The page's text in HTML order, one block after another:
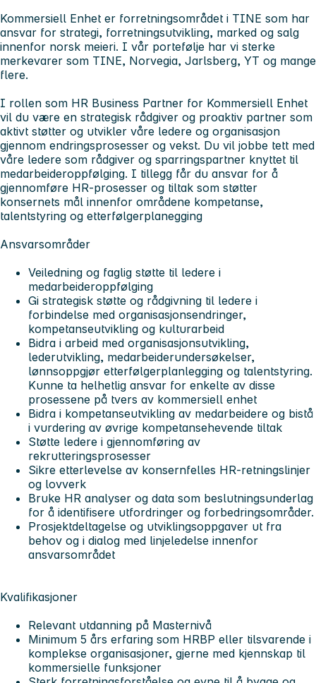
Kommersiell Enhet er forretningsområdet i TINE som har
ansvar for strategi, forretningsutvikling, marked og salg
innenfor norsk meieri. I vår portefølje har vi sterke
merkevarer som TINE, Norvegia, Jarlsberg, YT og mange
flere.
I rollen som HR Business Partner for Kommersiell Enhet
vil du være en strategisk rådgiver og proaktiv partner som
aktivt støtter og utvikler våre ledere og organisasjon
gjennom endringsprosesser og vekst. Du vil jobbe tett med
våre ledere som rådgiver og sparringspartner knyttet til
medarbeideroppfølging. I tillegg får du ansvar for å
gjennomføre HR-prosesser og tiltak som støtter
konsernets mål innenfor områdene kompetanse,
talentstyring og etterfølgerplanegging
Ansvarsområder
Veiledning og faglig støtte til ledere i
medarbeideroppfølging
Gi strategisk støtte og rådgivning til ledere i
forbindelse med organisasjonsendringer,
kompetanseutvikling og kulturarbeid
Bidra i arbeid med organisasjonsutvikling,
lederutvikling, medarbeiderundersøkelser,
lønnsoppgjør etterfølgerplanlegging og talentstyring.
Kunne ta helhetlig ansvar for enkelte av disse
prosessene på tvers av kommersiell enhet
Bidra i kompetanseutvikling av medarbeidere og bistå
i vurdering av øvrige kompetansehevende tiltak
Støtte ledere i gjennomføring av
rekrutteringsprosesser
Sikre etterlevelse av konsernfelles HR-retningslinjer
og lovverk
Bruke HR analyser og data som beslutningsunderlag
for å identifisere utfordringer og forbedringsområder.
Prosjektdeltagelse og utviklingsoppgaver ut fra
behov og i dialog med linjeledelse innenfor
ansvarsområdet
Kvalifikasjoner
Relevant utdanning på Masternivå
Minimum 5 års erfaring som HRBP eller tilsvarende i
komplekse organisasjoner, gjerne med kjennskap til
kommersielle funksjoner